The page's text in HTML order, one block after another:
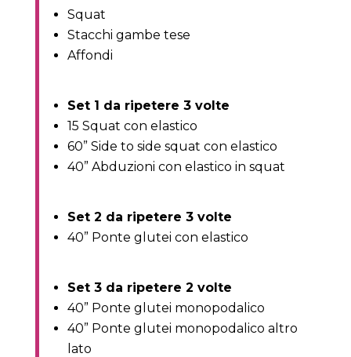
Squat
Stacchi gambe tese
Affondi
Set 1 da ripetere 3 volte
15 Squat con elastico
60” Side to side squat con elastico
40” Abduzioni con elastico in squat
Set 2 da ripetere 3 volte
40” Ponte glutei con elastico
Set 3 da ripetere 2 volte
40” Ponte glutei monopodalico
40” Ponte glutei monopodalico altro
lato